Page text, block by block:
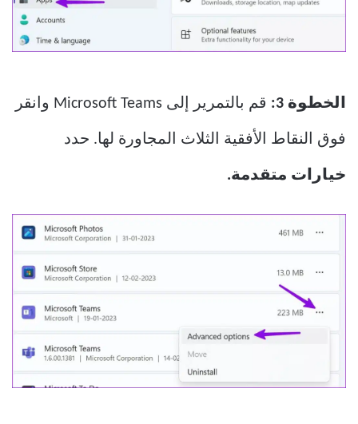
الخطوة 3: قم بالتمرير إلى Microsoft Teams وانقر
فوق النقاط الأفقية الثلاث المجاورة لها. حدد
خيارات متقدمة.